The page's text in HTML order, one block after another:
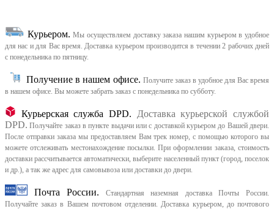
Курьером. Мы осуществляем доставку заказа нашим курьером в удобное
для нас и для Вас время. Доставка курьером производится в течении 2 рабочих дней
с понедельника по пятницу.
Получение в нашем офисе. Получите заказ в удобное для Вас время
в нашем офисе. Вы можете забрать заказ с понедельника по субботу.
Курьерская служба DPD.
Доставка курьерской службой
DPD. Получайте заказ в пункте выдачи или с доставкой курьером до Вашей двери.
После отправки заказа мы предоставляем Вам трек номер, с помощью которого вы
можете отслеживать местонахождение посылки. При оформлении заказа, стоимость
доставки рассчитывается автоматически, выберите населенный пункт (город, поселок
и др.), а так же адрес для самовывоза или доставки до двери.
Почта России.
Стандартная наземная доставка Почты России.
Получайте заказ в Вашем почтовом отделении. Доставка курьером, до почтового